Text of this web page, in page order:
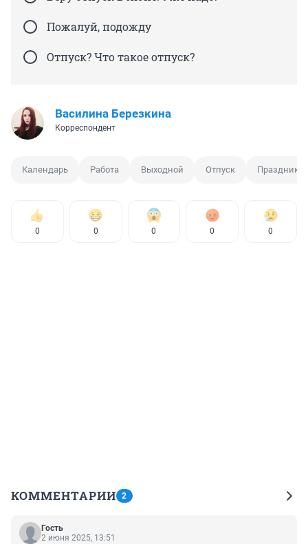
Пожалуй, подожду
Отпуск? Что такое отпуск?
Василина Березкина
Корреспондент
Календарь Работа Выходной Отпуск Праздник
0 0 0 0 0
КОММЕНТАРИИ 2
Гость
2 июня 2025, 13:51